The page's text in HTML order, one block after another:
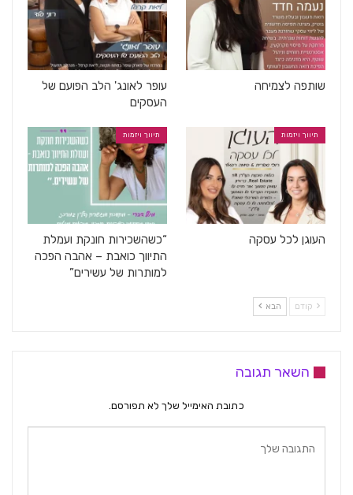
שותפה לצמיחה
עופר לאונג' הלב הפועם של
העסקים
תיווך ויזמות
העוגן לכל עסקה
תיווך ויזמות
“כשהשכירות חונקת ועמלת
התיווך כואבת – אהבה הפכה
למותרות של עשירים”
קודם הבא
השאר תגובה
כתובת האימייל שלך לא תפורסם.